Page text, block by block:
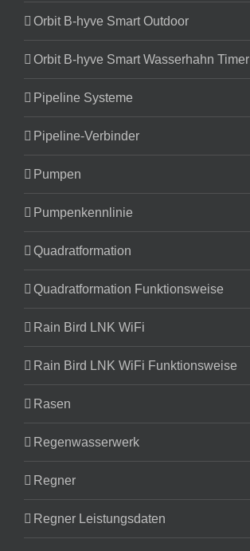
Orbit B-hyve Smart Outdoor
Orbit B-hyve Smart Wasserhahn Timer
Pipeline Systeme
Pipeline-Verbinder
Pumpen
Pumpenkennlinie
Quadratformation
Quadratformation Funktionsweise
Rain Bird LNK WiFi
Rain Bird LNK WiFi Funktionsweise
Rasen
Regenwasserwerk
Regner
Regner Leistungsdaten